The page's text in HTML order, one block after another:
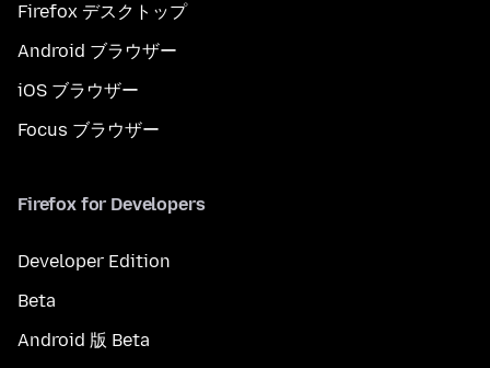
Firefox デスクトップ
Android ブラウザー
iOS ブラウザー
Focus ブラウザー
Firefox for Developers
Developer Edition
Beta
Android 版 Beta